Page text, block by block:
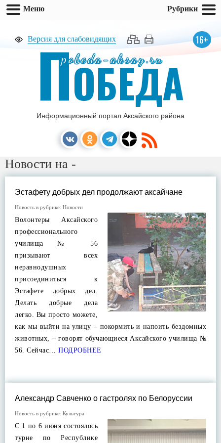
Версия для слабовидящих 16+
pobeda-aksay.ru
ПОБЕДА
Информационный портал Аксайского района
Новости на -
Эстафету добрых дел продолжают аксайчане
Новость в рубрике: Новости
Волонтеры Аксайского
профессионального
училища № 56
призывают всех
неравнодушных
присоединиться к
Эстафете добрых дел.
Делать добрые дела
легко. Вы просто можете,
как мы выйти на улицу – покормить и напоить бездомных
животных, – говорят обучающиеся Аксайского училища №
56. Сейчас… ПОДРОБНЕЕ
Александр Савченко о гастролях по Белоруссии
Новость в рубрике: Культура
С 1 по 6 июня состоялось
турне по Республике
Меню Рубрики